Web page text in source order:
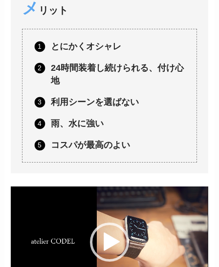
メ リット
とにかくオシャレ
24時間装着し続けられる、付け心
地
利用シーンを選ばない
雨、水に強い
コスパが最高のよい